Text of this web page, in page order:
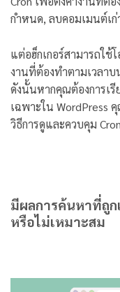
กำหนด, ลบคอมเมนต์เ
แต่อฮ็กเกอร์สามารถใช้
งานที่ต้องทำตามเวลา
ดังนั้นหากคุณต้องการเรี
เฉพาะใน WordPress
วิธีการดูและควบคุม
มีผลการค้นหาที่ถู
หรือไม่เหมาะสม